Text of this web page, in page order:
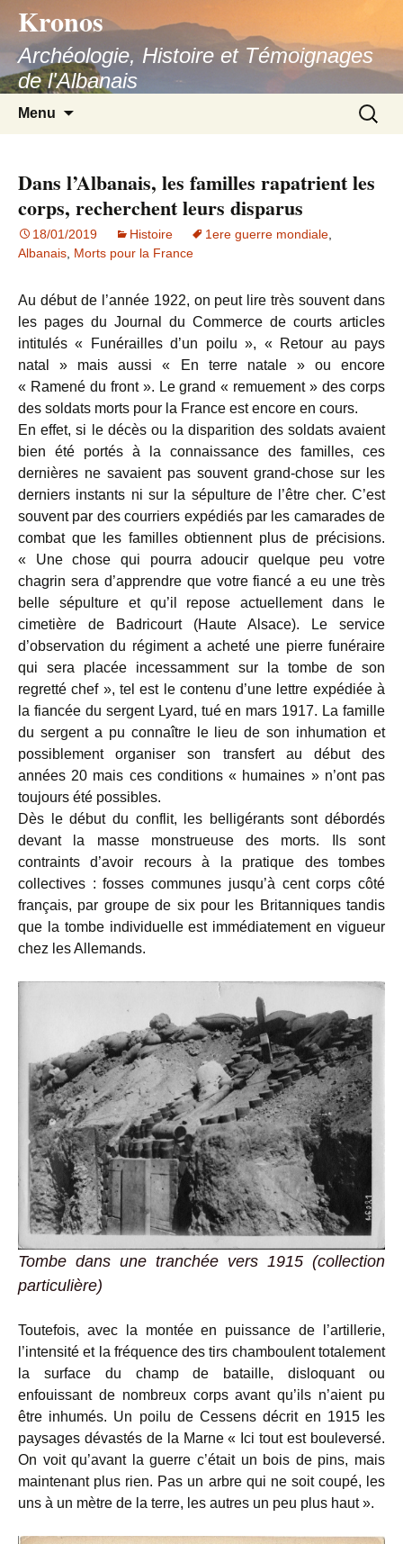
contenu
Kronos
Archéologie, Histoire et Témoignages
de l'Albanais
Menu
Dans l’Albanais, les familles rapatrient les
corps, recherchent leurs disparus
18/01/2019 Histoire 1ere guerre mondiale
Albanais Morts pour la France
Au début de l’année 1922, on peut lire très souvent dans
les pages du Journal du Commerce de courts articles
intitulés « Funérailles d’un poilu », « Retour au pays
natal » mais aussi « En terre natale » ou encore
« Ramené du front ». Le grand « remuement » des corps
des soldats morts pour la France est encore en cours.
En effet, si le décès ou la disparition des soldats avaient
bien été portés à la connaissance des familles, ces
dernières ne savaient pas souvent grand-chose sur les
derniers instants ni sur la sépulture de l’être cher. C’est
souvent par des courriers expédiés par les camarades de
combat que les familles obtiennent plus de précisions.
« Une chose qui pourra adoucir quelque peu votre
chagrin sera d’apprendre que votre fiancé a eu une très
belle sépulture et qu’il repose actuellement dans le
cimetière de Badricourt (Haute Alsace). Le service
d’observation du régiment a acheté une pierre funéraire
qui sera placée incessamment sur la tombe de son
regretté chef », tel est le contenu d’une lettre expédiée à
la fiancée du sergent Lyard, tué en mars 1917. La famille
du sergent a pu connaître le lieu de son inhumation et
possiblement organiser son transfert au début des
années 20 mais ces conditions « humaines » n’ont pas
toujours été possibles.
Dès le début du conflit, les belligérants sont débordés
devant la masse monstrueuse des morts. Ils sont
contraints d’avoir recours à la pratique des tombes
collectives : fosses communes jusqu’à cent corps côté
français, par groupe de six pour les Britanniques tandis
que la tombe individuelle est immédiatement en vigueur
chez les Allemands.
Tombe dans une tranchée vers 1915 (collection
particulière)
Toutefois, avec la montée en puissance de l’artillerie,
l’intensité et la fréquence des tirs chamboulent totalement
la surface du champ de bataille, disloquant ou
enfouissant de nombreux corps avant qu’ils n’aient pu
être inhumés. Un poilu de Cessens décrit en 1915 les
paysages dévastés de la Marne « Ici tout est bouleversé.
On voit qu’avant la guerre c’était un bois de pins, mais
maintenant plus rien. Pas un arbre qui ne soit coupé, les
uns à un mètre de la terre, les autres un peu plus haut ».